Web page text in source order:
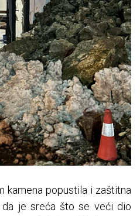
kamena popustila i zaštitna
da je sreća što se veći dio